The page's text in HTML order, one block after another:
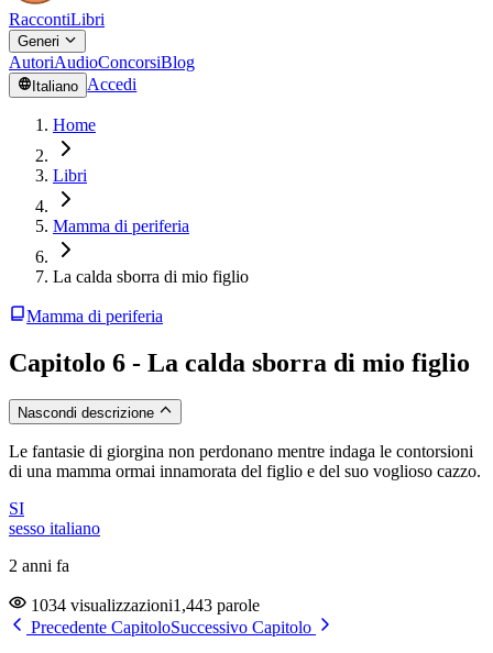
RaccontiLibri
Generi
AutoriAudioConcorsiBlog
Italiano Accedi
Home
Libri
Mamma di periferia
La calda sborra di mio figlio
Mamma di periferia
Capitolo 6 - La calda sborra di mio figlio
Nascondi descrizione
Le fantasie di giorgina non perdonano mentre indaga le contorsioni
di una mamma ormai innamorata del figlio e del suo voglioso cazzo.
SI
sesso italiano
2 anni fa
1034 visualizzazioni1,443 parole
Precedente CapitoloSuccessivo Capitolo